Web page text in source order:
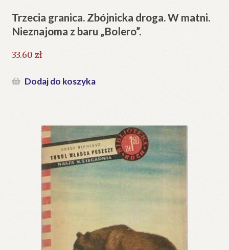
Trzecia granica. Zbójnicka droga. W matni.
Nieznajoma z baru „Bolero”.
33.60 zł
Dodaj do koszyka